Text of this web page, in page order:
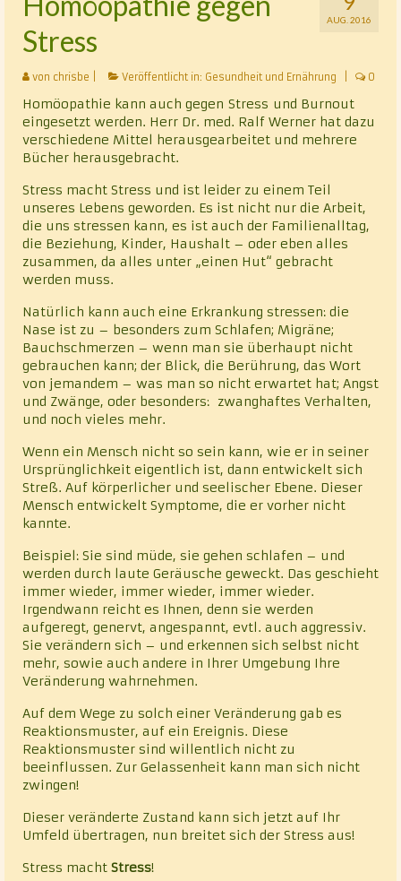
AUG. 2016
Stress
von chrisbe Veröffentlicht in: Gesundheit und Ernährung 0
Homöopathie kann auch gegen Stress und Burnout
eingesetzt werden. Herr Dr. med. Ralf Werner hat dazu
verschiedene Mittel herausgearbeitet und mehrere
Bücher herausgebracht.
Stress macht Stress und ist leider zu einem Teil
unseres Lebens geworden. Es ist nicht nur die Arbeit,
die uns stressen kann, es ist auch der Familienalltag,
die Beziehung, Kinder, Haushalt – oder eben alles
zusammen, da alles unter „einen Hut“ gebracht
werden muss.
Natürlich kann auch eine Erkrankung stressen: die
Nase ist zu – besonders zum Schlafen; Migräne;
Bauchschmerzen – wenn man sie überhaupt nicht
gebrauchen kann; der Blick, die Berührung, das Wort
von jemandem – was man so nicht erwartet hat; Angst
und Zwänge, oder besonders: zwanghaftes Verhalten,
und noch vieles mehr.
Wenn ein Mensch nicht so sein kann, wie er in seiner
Ursprünglichkeit eigentlich ist, dann entwickelt sich
Streß. Auf körperlicher und seelischer Ebene. Dieser
Mensch entwickelt Symptome, die er vorher nicht
kannte.
Beispiel: Sie sind müde, sie gehen schlafen – und
werden durch laute Geräusche geweckt. Das geschieht
immer wieder, immer wieder, immer wieder.
Irgendwann reicht es Ihnen, denn sie werden
aufgeregt, genervt, angespannt, evtl. auch aggressiv.
Sie verändern sich – und erkennen sich selbst nicht
mehr, sowie auch andere in Ihrer Umgebung Ihre
Veränderung wahrnehmen.
Auf dem Wege zu solch einer Veränderung gab es
Reaktionsmuster, auf ein Ereignis. Diese
Reaktionsmuster sind willentlich nicht zu
beeinflussen. Zur Gelassenheit kann man sich nicht
zwingen!
Dieser veränderte Zustand kann sich jetzt auf Ihr
Umfeld übertragen, nun breitet sich der Stress aus!
Stress macht Stress!